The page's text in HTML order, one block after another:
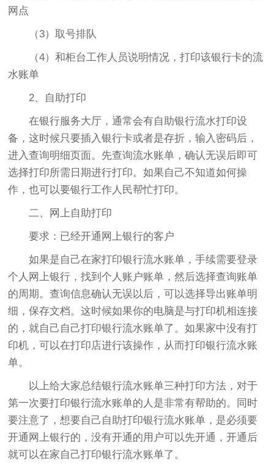
网点
（3）取号排队
（4）和柜台工作人员说明情况，打印该银行卡的流
水账单
2、自助打印
在银行服务大厅，通常会有自助银行流水打印设
备，这时候只要插入银行卡或者是存折，输入密码后，
进入查询明细页面。先查询流水账单，确认无误后即可
选择打印所需日期进行打印。如果自己不知道如何操
作，也可以要银行工作人民帮忙打印。
二、网上自助打印
要求：已经开通网上银行的客户
如果是自己在家打印银行流水账单，手续需要登录
个人网上银行，找到个人账户账单，然后选择查询账单
的周期。查询信息确认无误以后，可以选择导出账单明
细，保存文档。这时候如果你的电脑是与打印机相连接
的，就自己自己打印银行流水账单了。如果家中没有打
印机，可以在打印店进行该操作，从而打印银行流水账
单。
以上给大家总结银行流水账单三种打印方法，对于
第一次要打印银行流水账单的人是非常有帮助的。同时
要注意了，想要自己自助打印银行流水账单，是必须要
开通网上银行的，没有开通的用户可以先开通，开通后
就可以在家自己打印银行流水账单了。